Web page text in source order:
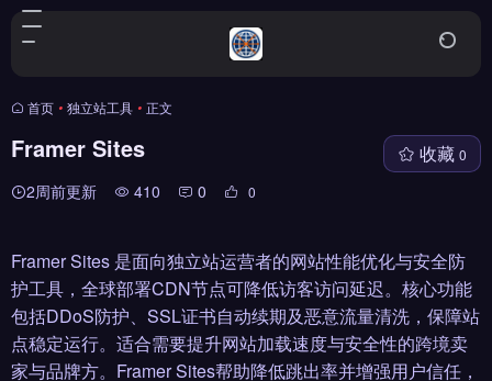
首页 • 独立站工具 • 正文
Framer Sites
2周前更新 410 0 0
收藏 0
Framer Sites 是面向独立站运营者的网站性能优化与安全防
护工具，全球部署CDN节点可降低访客访问延迟。核心功能
包括DDoS防护、SSL证书自动续期及恶意流量清洗，保障站
点稳定运行。适合需要提升网站加载速度与安全性的跨境卖
家与品牌方。Framer Sites帮助降低跳出率并增强用户信任，